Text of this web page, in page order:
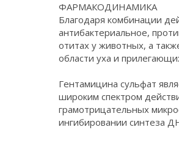
ФАРМАКОДИНАМИКА
Благодаря комбинации
антибактериальное,
отитах у животных, а
области уха и
Гентамицина сульфат
широким спектром
грамотрицательных
ингибировании синтеза